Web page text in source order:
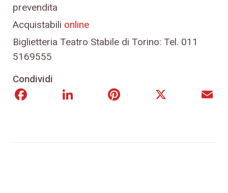
prevendita
Acquistabili online
Biglietteria Teatro Stabile di Torino: Tel. 011
5169555
Condividi
FacebookLinkedIn Pinterest